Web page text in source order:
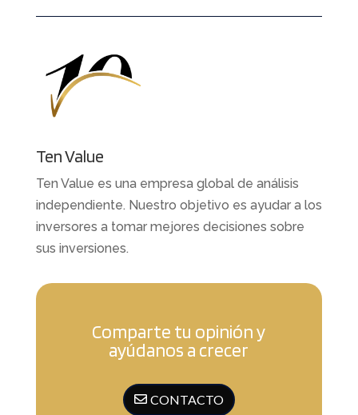
Ten Value
Ten Value es una empresa global de análisis
independiente. Nuestro objetivo es ayudar a los
inversores a tomar mejores decisiones sobre
sus inversiones.
Comparte tu opinión y
ayúdanos a crecer
CONTACTO